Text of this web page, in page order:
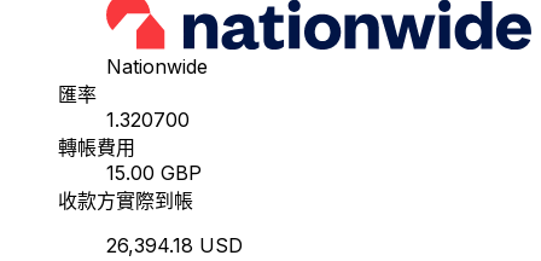
Nationwide
匯率
1.320700
轉帳費用
15.00 GBP
收款方實際到帳
26,394.18 USD